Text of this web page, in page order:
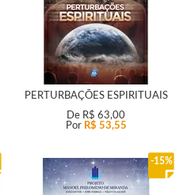
PERTURBAÇÕES ESPIRITUAIS
De R$ 63,00
Por R$ 53,55
15%